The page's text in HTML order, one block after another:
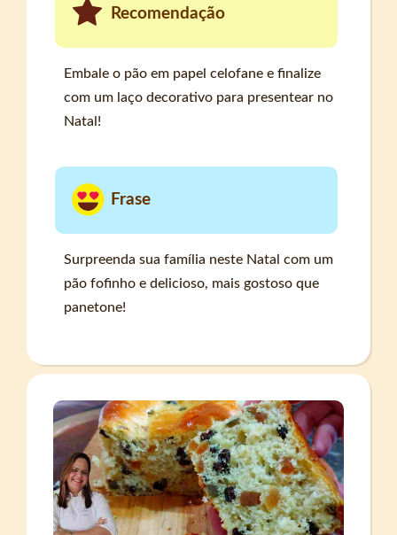
Recomendação
Embale o pão em papel celofane e finalize
com um laço decorativo para presentear no
Natal!
Frase
Surpreenda sua família neste Natal com um
pão fofinho e delicioso, mais gostoso que
panetone!